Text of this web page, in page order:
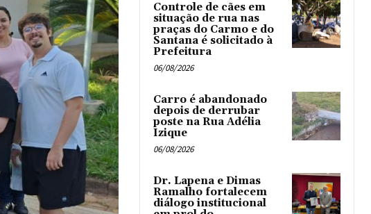
Controle de cães em
situação de rua nas
praças do Carmo e do
Santana é solicitado à
Prefeitura
06/08/2026
Carro é abandonado
depois de derrubar
poste na Rua Adélia
Izique
06/08/2026
Dr. Lapena e Dimas
Ramalho fortalecem
diálogo institucional